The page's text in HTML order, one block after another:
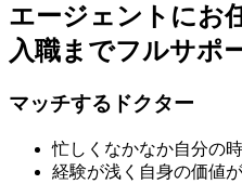
エージェントにお
入職までフルサポ
マッチするドクター
忙しくなかなか自分の
経験が浅く自身の価値